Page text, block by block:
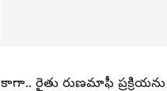
కాగా.. రైతు రుణమాఫీ